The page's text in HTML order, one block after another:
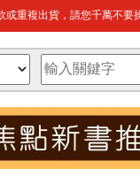
重複出貨，請您千萬不要